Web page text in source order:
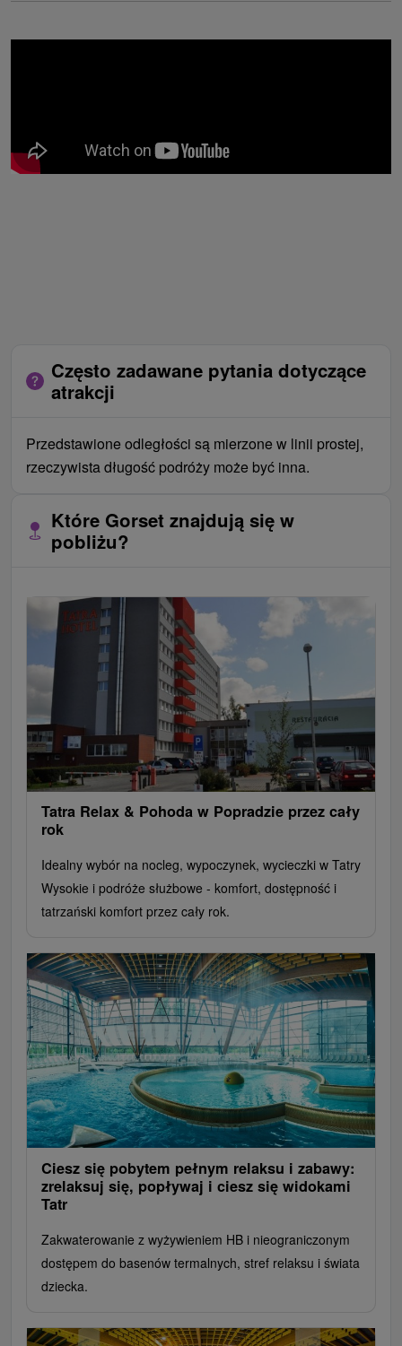
Często zadawane pytania dotyczące
atrakcji
Przedstawione odległości są mierzone w linii prostej,
rzeczywista długość podróży może być inna.
Które Gorset znajdują się w
pobliżu?
Tatra Relax & Pohoda w Popradzie przez cały
rok
Idealny wybór na nocleg, wypoczynek, wycieczki w Tatry
Wysokie i podróże służbowe - komfort, dostępność i
tatrzański komfort przez cały rok.
Ciesz się pobytem pełnym relaksu i zabawy:
zrelaksuj się, popływaj i ciesz się widokami
Tatr
Zakwaterowanie z wyżywieniem HB i nieograniczonym
dostępem do basenów termalnych, stref relaksu i świata
dziecka.